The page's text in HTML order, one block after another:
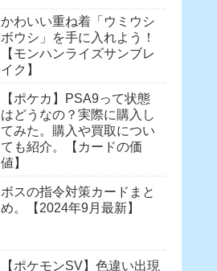
かわいい重ね着「ウミウシ
ボウシ」を手に入れよう！
【モンハンライズサンブレ
イク】
【ポケカ】PSA9って状態
はどうなの？実際に購入し
てみた。購入や買取につい
ても紹介。【カードの価
値】
ボスの指令対策カードまと
め。【2024年9月最新】
【ポケモンSV】色違い出現